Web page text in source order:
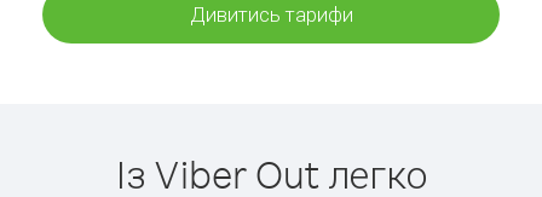
Дивитись тарифи
Із Viber Out легко